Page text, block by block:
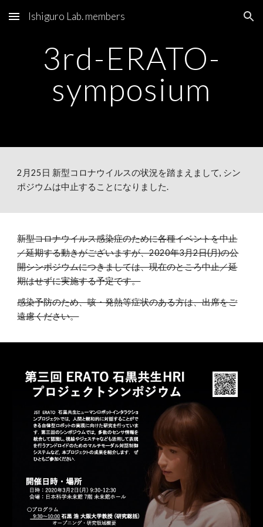
Skip to main content Skip to navigation
Ishiguro Lab. members
3rd-ERATO-
symposium
2月25日 新型コロナウイルスの状況を踏まえまして, シン
ポジウムは中止することになりました.
新型コロナウイルス感染症のために各種イベントを中止
／延期する動きがございますが、2020年3月2日(月)の公
開シンポジウムにつきましては、現在のところ中止／延
期はせずに実施する予定です。
感染予防のため、咳・発熱等症状のある方は、出席をご
遠慮ください。